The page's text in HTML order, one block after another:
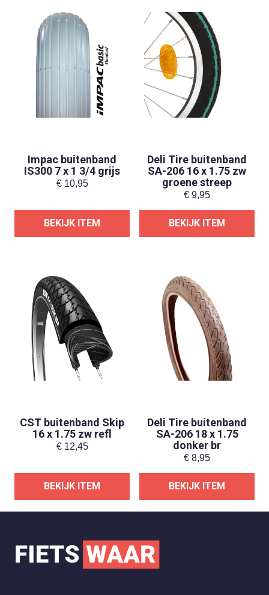
Impac buitenband
IS300 7 x 1 3/4 grijs
€10,95
BEKIJK ITEM
Deli Tire buitenband
SA-206 16 x 1.75 zw
groene streep
€ 9,95
BEKIJK ITEM
CST buitenband Skip
16 x 1.75 zw refl
€12,45
BEKIJK ITEM
Deli Tire buitenband
SA-206 18 x 1.75
donker br
€ 8,95
BEKIJK ITEM